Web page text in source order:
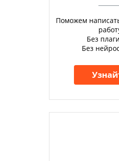
Поможем
Без
Без